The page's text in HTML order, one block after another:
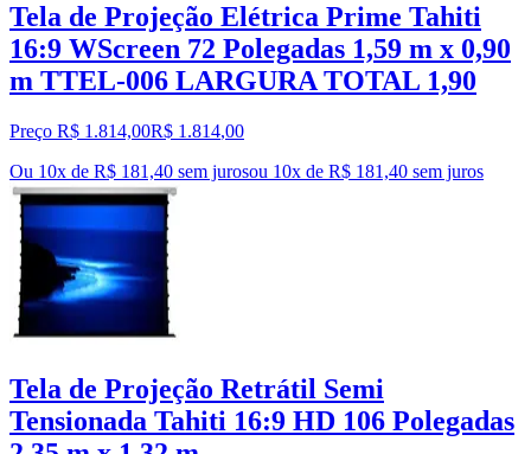
Tela de Projeção Elétrica Prime Tahiti
16:9 WScreen 72 Polegadas 1,59 m x 0,90
m TTEL-006 LARGURA TOTAL 1,90
Preço R$ 1.814,00R$ 1.814,00
Ou 10x de R$ 181,40 sem jurosou 10x de R$ 181,40 sem juros
Tela de Projeção Retrátil Semi
Tensionada Tahiti 16:9 HD 106 Polegadas